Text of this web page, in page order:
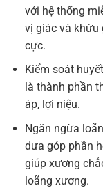
với hệ thống
vị giác và khứu
cực.
Kiểm soát
là thành phần
áp, lợi niệu.
Ngăn ngừa
dưa góp phần
giúp xương
loãng xương.